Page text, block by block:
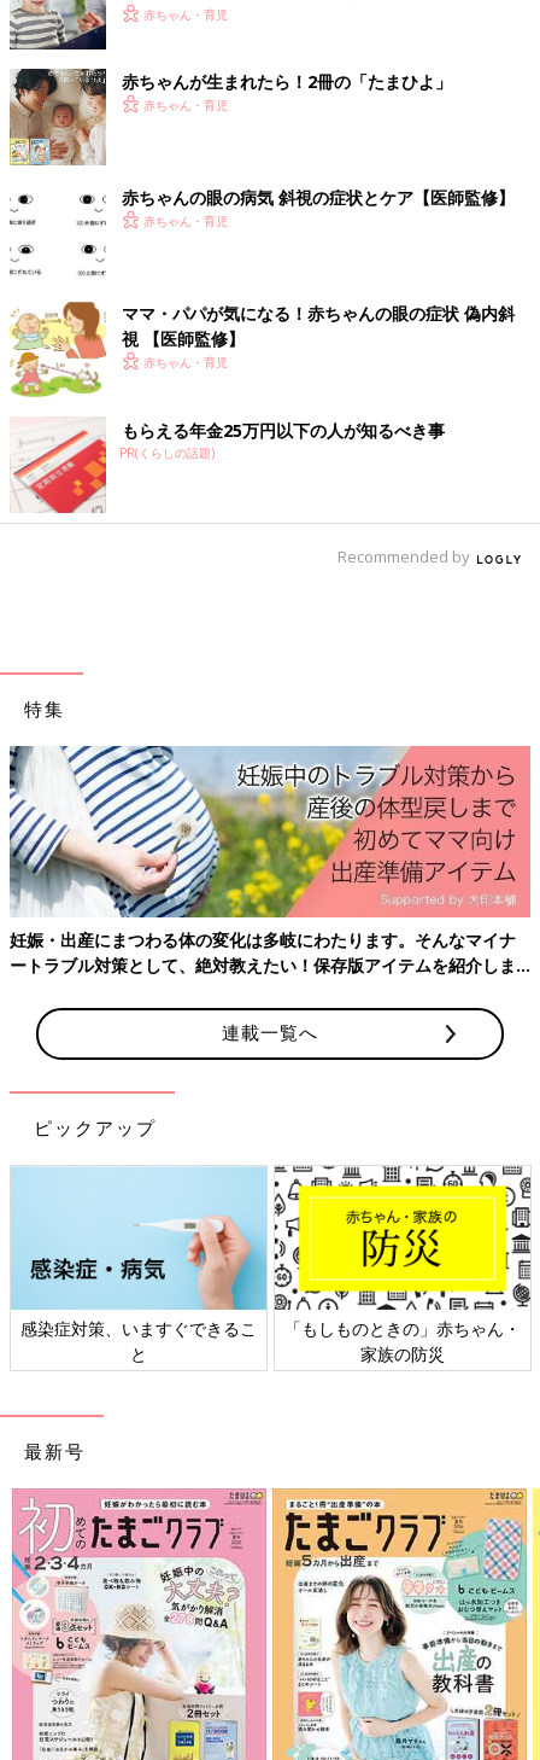
・先天性鼻涙管閉塞症
・急性涙嚢炎
・斜視
・さかさまつげ・睫毛内反症
・麦粒腫・ものもらい
・霰粒腫
・
■ママ・パパが気になる！赤ちゃん 眼の症状
偽内斜視
赤ちゃんがかかりやすい病気・症状別・予防接種・お薬ガイド
▼赤ちゃん・子どもの病気とホームケアにおすすめの本
Amazonで購入
楽天ブックスで購入
※表記している、月齢・年齢、季節、症状の様子などはあくまで
一般的な目安です。
赤ちゃん・育児
赤ちゃんが生まれたら！2冊の「たまひよ」
赤ちゃん・育児
赤ちゃんの眼の病気 斜視の症状とケア【医師監修】
赤ちゃん・育児
ママ・パパが気になる！赤ちゃんの眼の症状 偽内斜
視 【医師監修】
赤ちゃん・育児
もらえる年金25万円以下の人が知るべき事
PR(くらしの話題)
Recommended by
特集
妊娠・出産にまつわる体の変化は多岐にわたります。そんなマイナ
ートラブル対策として、絶対教えたい！保存版アイテムを紹介しま
連載一覧へ
ピックアップ
感染症対策、いますぐできるこ
と
「もしものときの」赤ちゃん・
家族の防災
最新号